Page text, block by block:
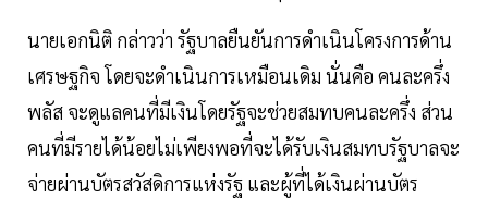
นายเอกนิติ กล่าวว่า รัฐบาลยืนยันการดำเนินโครงการด้าน
เศรษฐกิจ โดยจะดำเนินการเหมือนเดิม นั่นคือ คนละครึ่ง
พลัส จะดูแลคนที่มีเงินโดยรัฐจะช่วยสมทบคนละครึ่ง ส่วน
คนที่มีรายได้น้อยไม่เพียงพอที่จะได้รับเงินสมทบรัฐบาลจะ
จ่ายผ่านบัตรสวัสดิการแห่งรัฐ และผู้ที่ได้เงินผ่านบัตร